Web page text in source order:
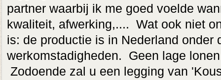
partner waarbij ik me goed voelde
kwaliteit, afwerking,.... Wat ook niet
is: de productie is in Nederland onder
werkomstadigheden. Geen lage
Zodoende zal u een legging van